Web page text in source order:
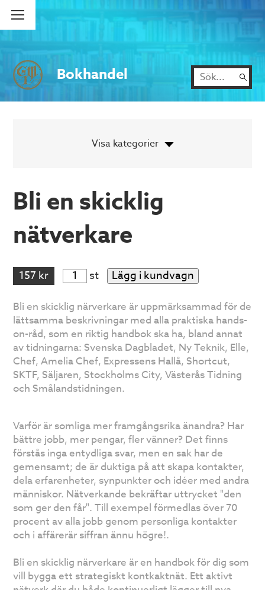
Bokhandel
Bli en skicklig
nätverkare
157 kr st Lägg i kundvagn
Bli en skicklig närverkare är uppmärksammad för de
lättsamma beskrivningar med alla praktiska hands-
on-råd, som en riktig handbok ska ha, bland annat
av tidningarna: Svenska Dagbladet, Ny Teknik, Elle,
Chef, Amelia Chef, Expressens Hallå, Shortcut,
SKTF, Säljaren, Stockholms City, Västerås Tidning
och Smålandstidningen.
Varför är somliga mer framgångsrika änandra? Har
bättre jobb, mer pengar, fler vänner? Det finns
förstås inga entydliga svar, men en sak har de
gemensamt; de är duktiga på att skapa kontakter,
dela erfarenheter, synpunkter och idéer med andra
människor. Nätverkande bekräftar uttrycket "den
som ger den får". Till exempel förmedlas över 70
procent av alla jobb genom personliga kontakter
och i affärerär siffran ännu högre!.
Bli en skicklig närverkare är en handbok för dig som
vill bygga ett strategiskt kontkaktnät. Ett aktivt